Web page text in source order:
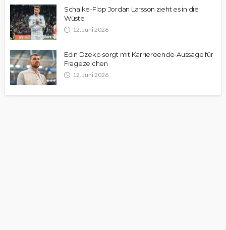
Schalke-Flop Jordan Larsson zieht es in die
Wüste
12. Juni 2026
Edin Dzeko sorgt mit Karriereende-Aussage für
Fragezeichen
12. Juni 2026